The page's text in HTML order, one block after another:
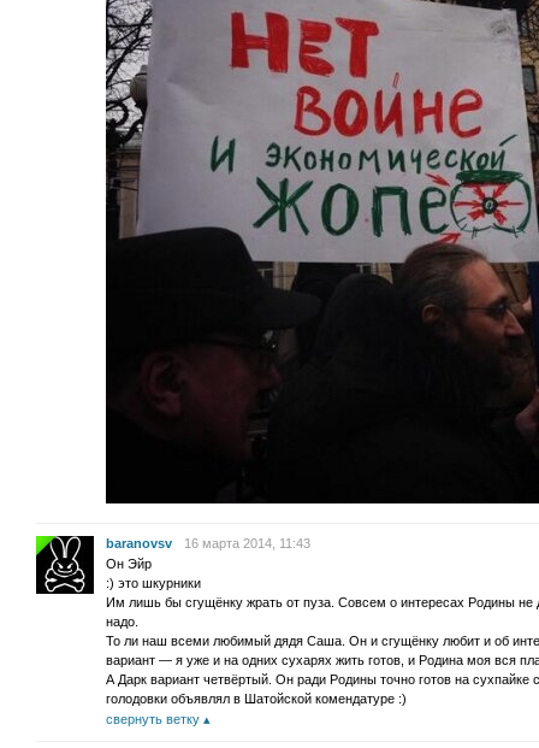
baranovsv
16 марта 2014, 11:43
Он Эйр
:) это шкурники
Им лишь бы сгущёнку жрать от пуза. Совсем о интересах Родины не
надо.
То ли наш всеми любимый дядя Саша. Он и сгущёнку любит и об
вариант — я уже и на одних сухарях жить готов, и Родина моя вся
А Дарк вариант четвёртый. Он ради Родины точно готов на сухпайке
голодовки объявлял в Шатойской комендатуре :)
свернуть ветку